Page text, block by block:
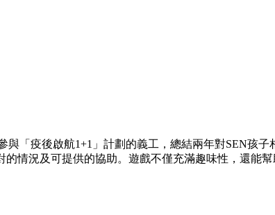
「疫後啟航1+1」計劃的義工，總結兩年對SEN孩子
的情況及可提供的協助。遊戲不僅充滿趣味性，還能